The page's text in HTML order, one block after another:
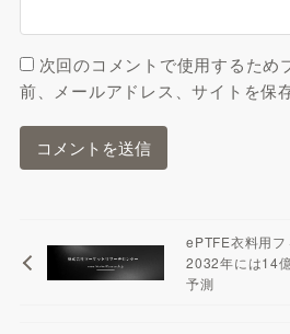
次回のコメントで使用するため
前、メールアドレス、サイトを保
ePTFE衣料用フ
2032年には14
予測